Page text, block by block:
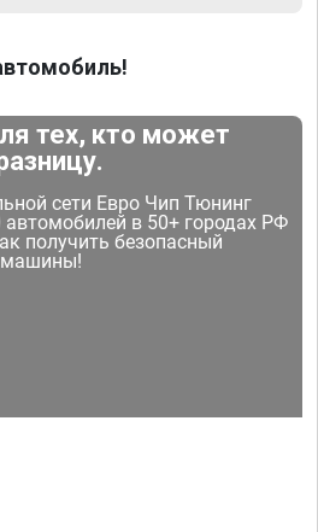
тех, кто может
сети Евро Чип Тюнинг
в 50+ городах РФ
получить безопасный